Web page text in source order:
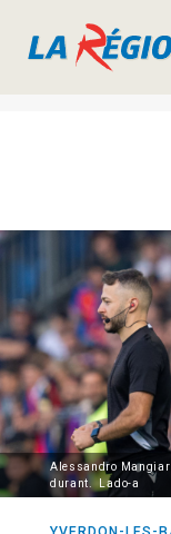
Alessandro
durant. Lado-a